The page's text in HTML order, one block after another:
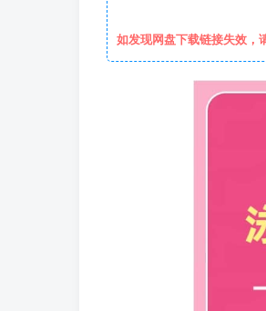
如发现网盘下载链接失效，